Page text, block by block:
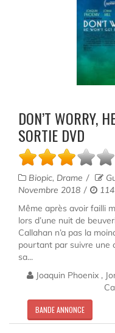
DON’T WORRY,
SORTIE DVD
Biopic, Drame
Novembre 2018
Même après avoir failli
lors d’une nuit de
Callahan n’a pas la
pourtant par suivre une
sa...
Joaquin Phoenix ,
BANDE ANNONCE